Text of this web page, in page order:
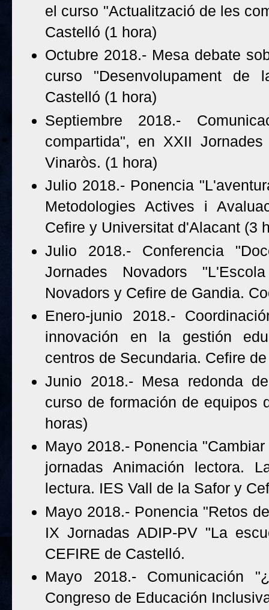
el curso "Actualització de les
Castelló (1 hora)
Octubre 2018.- Mesa debate
curso "Desenvolupament de
Castelló (1 hora)
Septiembre 2018.-
compartida", en XXII
Vinaròs. (1 hora)
Julio 2018.- Ponencia
Metodologies Actives i
Cefire y Universitat d'Alacant (3
Julio 2018.- Conferencia
Jornades Novadors
Novadors y Cefire de Gandia.
Enero-junio 2018.-
innovación en la gestión
centros de Secundaria. Cefire
Junio 2018.- Mesa redonda
curso de formación de equipos
horas)
Mayo 2018.- Ponencia
jornadas Animación lectora.
lectura. IES Vall de la Safor y
Mayo 2018.- Ponencia "Retos
IX Jornadas ADIP-PV "La
CEFIRE de Castelló.
Mayo 2018.- Comunicación
Congreso de Educación